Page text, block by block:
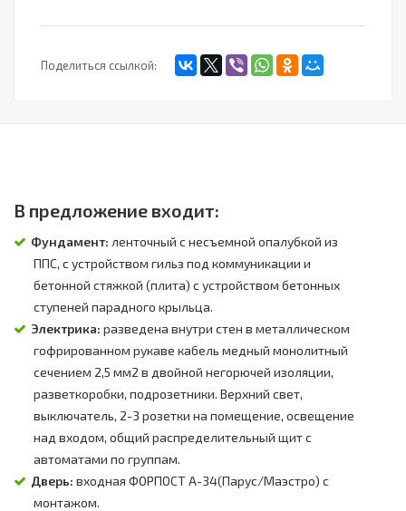
Поделиться ссылкой:
В предложение входит:
Фундамент: ленточный с несъемной опалубкой из
ППС, с устройством гильз под коммуникации и
бетонной стяжкой (плита) с устройством бетонных
ступеней парадного крыльца.
Электрика: разведена внутри стен в металлическом
гофрированном рукаве кабель медный монолитный
сечением 2,5 мм2 в двойной негорючей изоляции,
разветкоробки, подрозетники. Верхний свет,
выключатель, 2-3 розетки на помещение, освещение
над входом, общий распределительный щит с
автоматами по группам.
Дверь: входная ФОРПОСТ А-34(Парус/Маэстро) с
монтажом.